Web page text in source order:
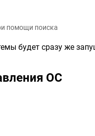
помощи поиска
будет сразу же
ОС